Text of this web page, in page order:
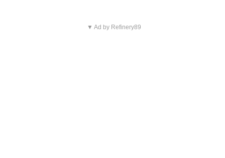
▼ Ad by Refinery89